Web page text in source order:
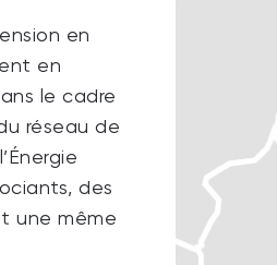
en
en
le cadre
réseau de
des
une même